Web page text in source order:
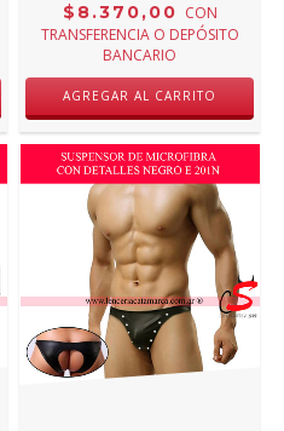
$8.370,00 CON
TRANSFERENCIA O DEPÓSITO
BANCARIO
AGREGAR AL CARRITO